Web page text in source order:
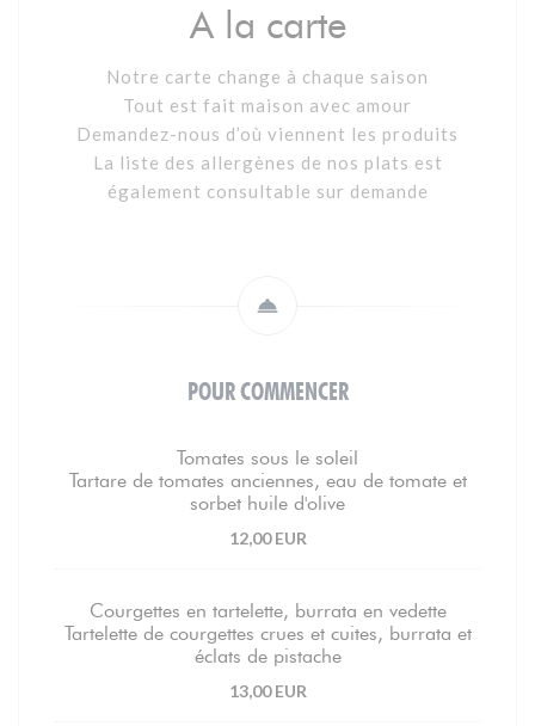
A la carte
Notre carte change à chaque saison
Tout est fait maison avec amour
Demandez-nous d’où viennent les produits
La liste des allergènes de nos plats est
également consultable sur demande
POUR COMMENCER
Tomates sous le soleil
Tartare de tomates anciennes, eau de tomate et
sorbet huile d'olive
12,00 EUR
Courgettes en tartelette, burrata en vedette
Tartelette de courgettes crues et cuites, burrata et
éclats de pistache
13,00 EUR